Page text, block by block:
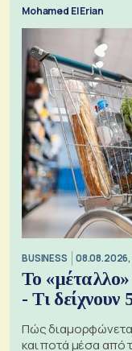
Mohamed El Erian
BUSINESS 08.08.2026,
Το
- Τι δείχνουν
Πώς
και ποτά μέσα από